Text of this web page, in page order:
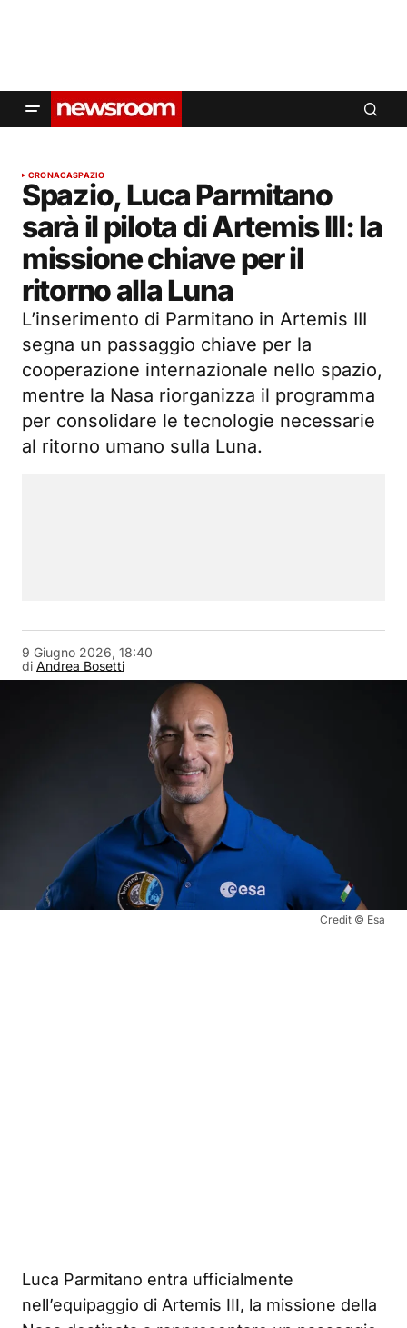
CRONACASPAZIO
Spazio, Luca Parmitano
sarà il pilota di Artemis III: la
missione chiave per il
ritorno alla Luna
L’inserimento di Parmitano in Artemis III
segna un passaggio chiave per la
cooperazione internazionale nello spazio,
mentre la Nasa riorganizza il programma
per consolidare le tecnologie necessarie
al ritorno umano sulla Luna.
di Andrea Bosetti
9 Giugno 2026, 18:40
Credit © Esa
Luca Parmitano entra ufficialmente
nell’equipaggio di Artemis III, la missione della